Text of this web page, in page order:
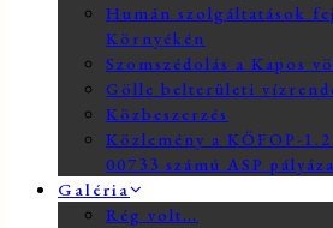
Humán szolgáltatások
Környékén
Szomszédolás a Kapos
Gölle belterületi
Közbeszerzés
Közlemény a KÖFOP-
00733 számú ASP
Galéria
Rég volt…